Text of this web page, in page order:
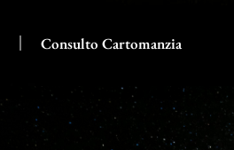
Consulto Cartomanzia